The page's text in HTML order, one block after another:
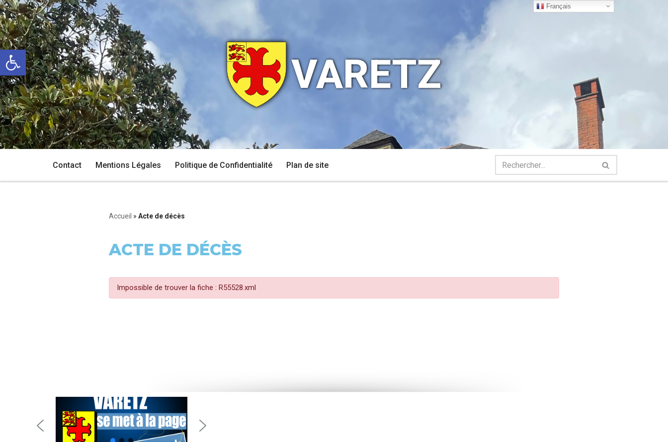
Ouvrir la barre d’outils
Aller
au
contenu
VARETZ
Contact Mentions Légales Politique de Confidentialité Plan de site
Accueil » Acte de décès
ACTE DE DÉCÈS
Impossible de trouver la fiche : R55528.xml
Français